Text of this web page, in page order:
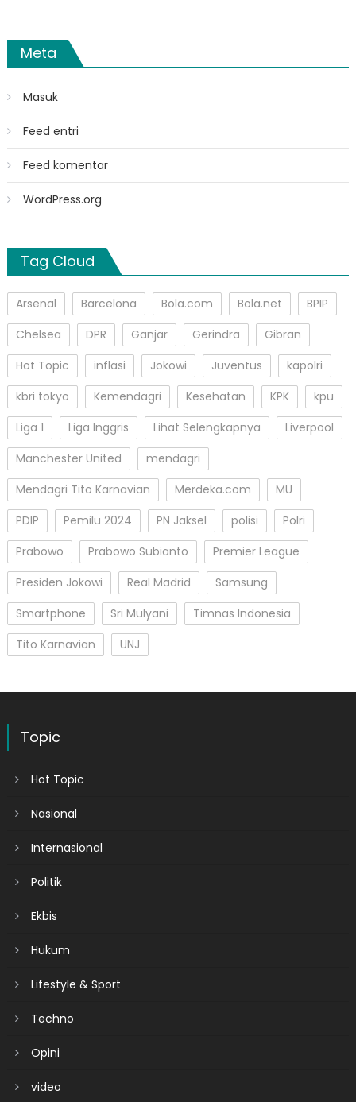
Meta
Masuk
Feed entri
Feed komentar
WordPress.org
Tag Cloud
Arsenal Barcelona Bola.com Bola.net
BPIP
Chelsea
DPR Ganjar Gerindra
Gibran
Hot Topic
inflasi Jokowi Juventus
kapolri
kbri tokyo
Kemendagri Kesehatan KPK
kpu
Liga 1
Liga Inggris Lihat Selengkapnya
Liverpool
Manchester United
mendagri
Mendagri Tito Karnavian
Merdeka.com
MU
PDIP
Pemilu 2024 PN Jaksel polisi
Polri
Prabowo
Prabowo Subianto
Premier League
Presiden Jokowi
Real Madrid
Samsung
Smartphone
Sri Mulyani
Timnas Indonesia
Tito Karnavian
UNJ
Topic
Hot Topic
Nasional
Internasional
Politik
Ekbis
Hukum
Lifestyle & Sport
Techno
Opini
video